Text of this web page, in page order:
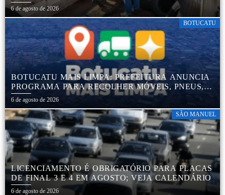
DESCARTE AMBIENTALMENTE CORRETO DE
PNEUS, GARANTINDO DESTINAÇÃO ADEQUADA
E PRESERVAÇÃO AMBIENTAL
6 de agosto de 2026
BOTUCATU
BOTUCATU MAIS LIMPA: PREFEITURA ANUNCIA
PROGRAMA PARA RECOLHER MÓVEIS, PNEUS,
COLCHÕES E OUTROS MATERIAIS SEM USO
6 de agosto de 2026
SÃO MANUEL
LICENCIAMENTO É OBRIGATÓRIO PARA PLACAS
DE FINAL 3 E 4 EM AGOSTO; VEJA CALENDÁRIO
6 de agosto de 2026